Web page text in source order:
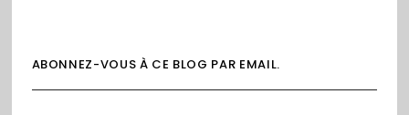
ABONNEZ-VOUS À CE BLOG PAR EMAIL.